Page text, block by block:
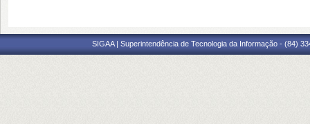
SIGAA | Superintendência de Tecnologia da Informação - (84)